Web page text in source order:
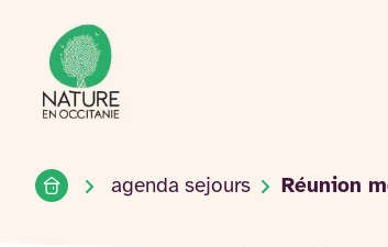
Accéder
au
contenu
Accueil du site
Accueilagenda sejours Réunion